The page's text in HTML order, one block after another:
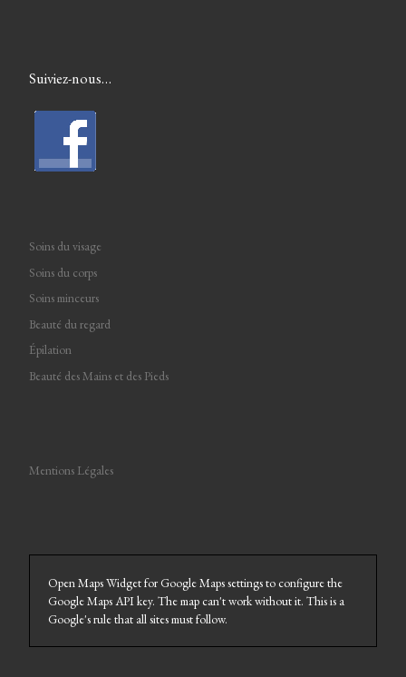
Suiviez-nous…
Soins du visage
Soins du corps
Soins minceurs
Beauté du regard
Épilation
Beauté des Mains et des Pieds
Mentions Légales
Open Maps Widget for Google Maps settings to configure the
Google Maps API key. The map can't work without it. This is a
Google's rule that all sites must follow.